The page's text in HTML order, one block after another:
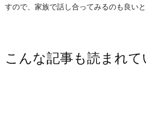
すので、家族で話し合ってみるのも良いと
こんな記事も読まれて